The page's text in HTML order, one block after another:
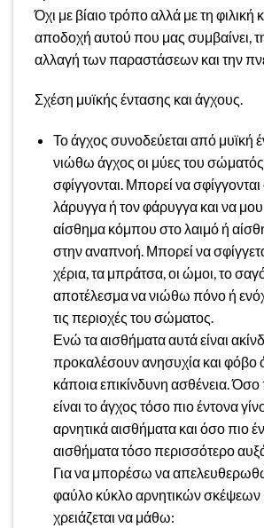
Όχι με βίαιο τρόπο αλλά με τη φιλική
αποδοχή αυτού που μας συμβαίνει,
αλλαγή των παραστάσεων και την
Σχέση μυϊκής έντασης και άγχους.
Το άγχος συνοδεύεται από μυϊκή
νιώθω άγχος οι μύες του
σφίγγονται. Μπορεί να σφίγγονται
λάρυγγα ή τον φάρυγγα και να
αίσθημα κόμπου στο λαιμό ή
στην αναπνοή. Μπορεί να
χέρια, τα μπράτσα, οι ώμοι, το
αποτέλεσμα να νιώθω πόνο ή
τις περιοχές του σώματος.
Ενώ τα αισθήματα αυτά είναι
προκαλέσουν ανησυχία και φόβο
κάποια επικίνδυνη ασθένεια.
είναι το άγχος τόσο πιο έντονα
αρνητικά αισθήματα και όσο πιο
αισθήματα τόσο περισσότερο
Για να μπορέσω να
φαύλο κύκλο αρνητικών σκέψεων
χρειάζεται να μάθω: